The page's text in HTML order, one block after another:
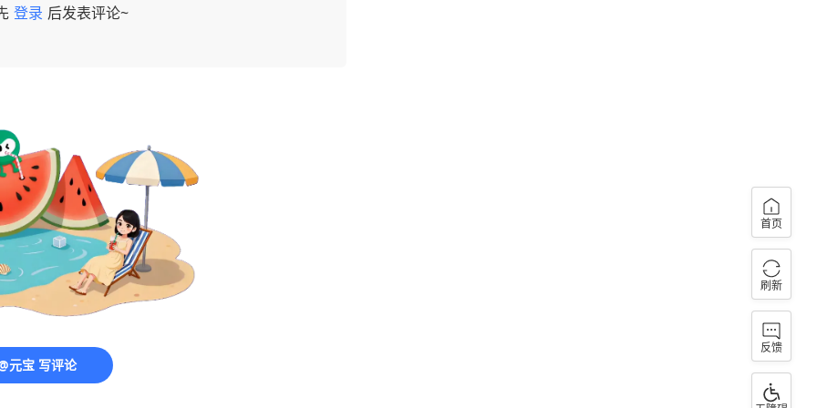
登录 后发表评论~
元宝 写评论
首页
刷新
反馈